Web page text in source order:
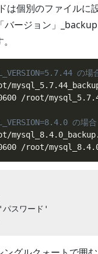
個別のファイルに設
ージョン」
の場
/root/
の場合
/root/
スワード'